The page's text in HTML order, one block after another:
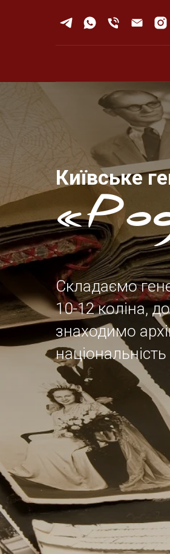
Київське
Складаємо
10-12 коліна,
знаходимо
національність